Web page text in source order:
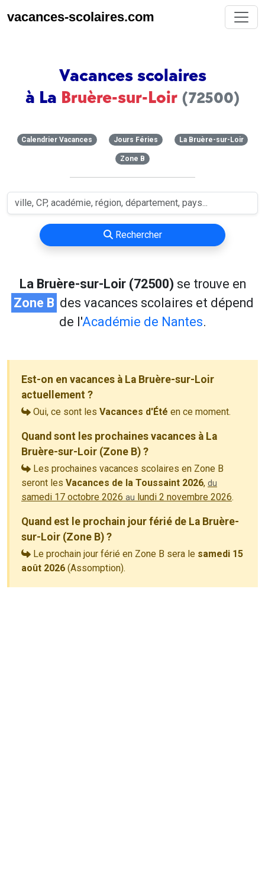
vacances-scolaires.com
Vacances scolaires
à La Bruère-sur-Loir (72500)
Calendrier Vacances Jours Féries La Bruère-sur-Loir
Zone B
Rechercher
La Bruère-sur-Loir (72500) se trouve en
Zone B des vacances scolaires et dépend
de l'Académie de Nantes.
Est-on en vacances à La Bruère-sur-Loir
actuellement ?
Oui, ce sont les Vacances d'Été en ce moment.
Quand sont les prochaines vacances à La
Bruère-sur-Loir (Zone B) ?
Les prochaines vacances scolaires en Zone B
seront les Vacances de la Toussaint 2026, du
samedi 17 octobre 2026 au lundi 2 novembre 2026.
Quand est le prochain jour férié de La Bruère-
sur-Loir (Zone B) ?
Le prochain jour férié en Zone B sera le samedi 15
août 2026 (Assomption).